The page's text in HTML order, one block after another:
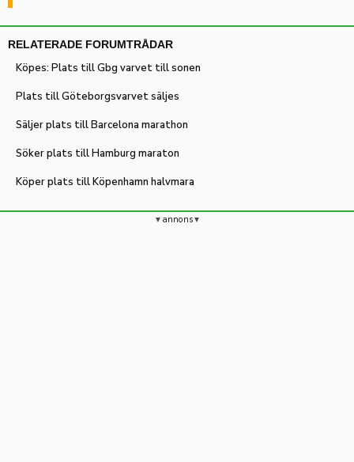
RELATERADE FORUMTRÅDAR
Köpes: Plats till Gbg varvet till sonen
Plats till Göteborgsvarvet säljes
Säljer plats till Barcelona marathon
Söker plats till Hamburg maraton
Köper plats till Köpenhamn halvmara
annons